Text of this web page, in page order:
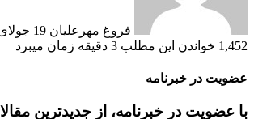
فروغ مهرعلیان 19 جولای 2017
1,452 خواندن این مطلب 3 دقیقه زمان می‎برد
عضویت در خبرنامه
با عضویت در خبرنامه، از جدیدترین